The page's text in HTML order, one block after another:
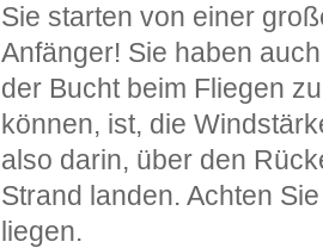
Sie starten von einer
Anfänger! Sie haben
der Bucht beim Fliegen
können, ist, die
also darin, über den
Strand landen. Achten
liegen.